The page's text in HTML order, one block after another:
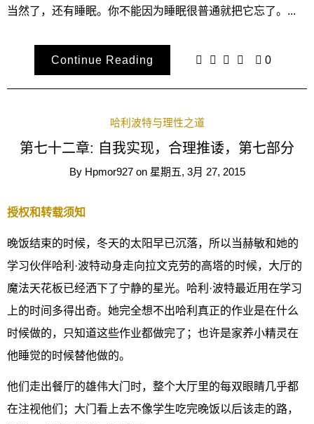
当然了，还有睡眠。你不能因为睡眠很普通就把它忘了。...
Continue Reading 0
哈利波特与理性之道
第七十二章: 自我实现，合理推诿，第七部分
By Hpmor927 on 星期五, 3月 27, 2015
授权和转载须知
晚饭结束的时候，冬天的太阳早已沉落，所以当赫敏和她的
学习伙伴哈利·波特动身走向拉文克劳的高塔的时候，大厅的
魔法天花板已经洒下了宁静的星光。哈利·波特最近用在学习
上的时间多得出奇。她完全想不出哈利真正的作业是在什么
时候做的，只知道这些作业都做完了；也许是家养小精灵在
他睡觉的时候替他做的。
他们走出餐厅的雄伟大门时，整个大厅里的每双眼睛几乎都
在注视他们；大门看上去不像学生吃完晚饭以后该走的路，